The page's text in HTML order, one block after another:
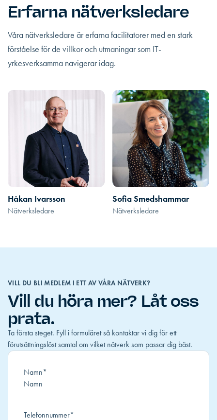
Erfarna nätverksledare
Våra nätverksledare är erfarna facilitatorer med en stark
förståelse för de villkor och utmaningar som IT-
yrkesverksamma navigerar idag.
Håkan Ivarsson
Nätverksledare
Sofia Smedshammar
Nätverksledare
VILL DU BLI MEDLEM I ETT AV VÅRA NÄTVERK?
Vill du höra mer? Låt oss
prata.
Ta första steget. Fyll i formuläret så kontaktar vi dig för ett
förutsättningslöst samtal om vilket nätverk som passar dig bäst.
Namn*
Telefonnummer*